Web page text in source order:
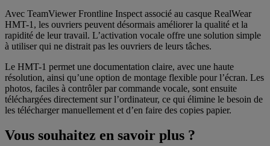
Avec TeamViewer Frontline Inspect associé au casque RealWear
HMT-1, les ouvriers peuvent désormais améliorer la qualité et la
rapidité de leur travail. L’activation vocale offre une solution simple
à utiliser qui ne distrait pas les ouvriers de leurs tâches.
Le HMT-1 permet une documentation claire, avec une haute
résolution, ainsi qu’une option de montage flexible pour l’écran. Les
photos, faciles à contrôler par commande vocale, sont ensuite
téléchargées directement sur l’ordinateur, ce qui élimine le besoin de
les télécharger manuellement et d’en faire des copies papier.
Vous souhaitez en savoir plus ?